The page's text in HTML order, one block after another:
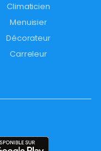
Climaticien
Menuisier
Décorateur
Carreleur